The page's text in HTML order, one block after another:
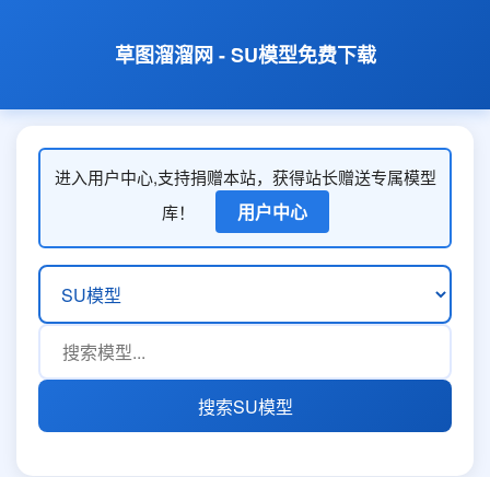
草图溜溜网 - SU模型免费下载
进入用户中心,支持捐赠本站，获得站长赠送专属模型
库！
用户中心
搜索SU模型